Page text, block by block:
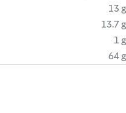
13 g
13.7 g
1 g
64 g